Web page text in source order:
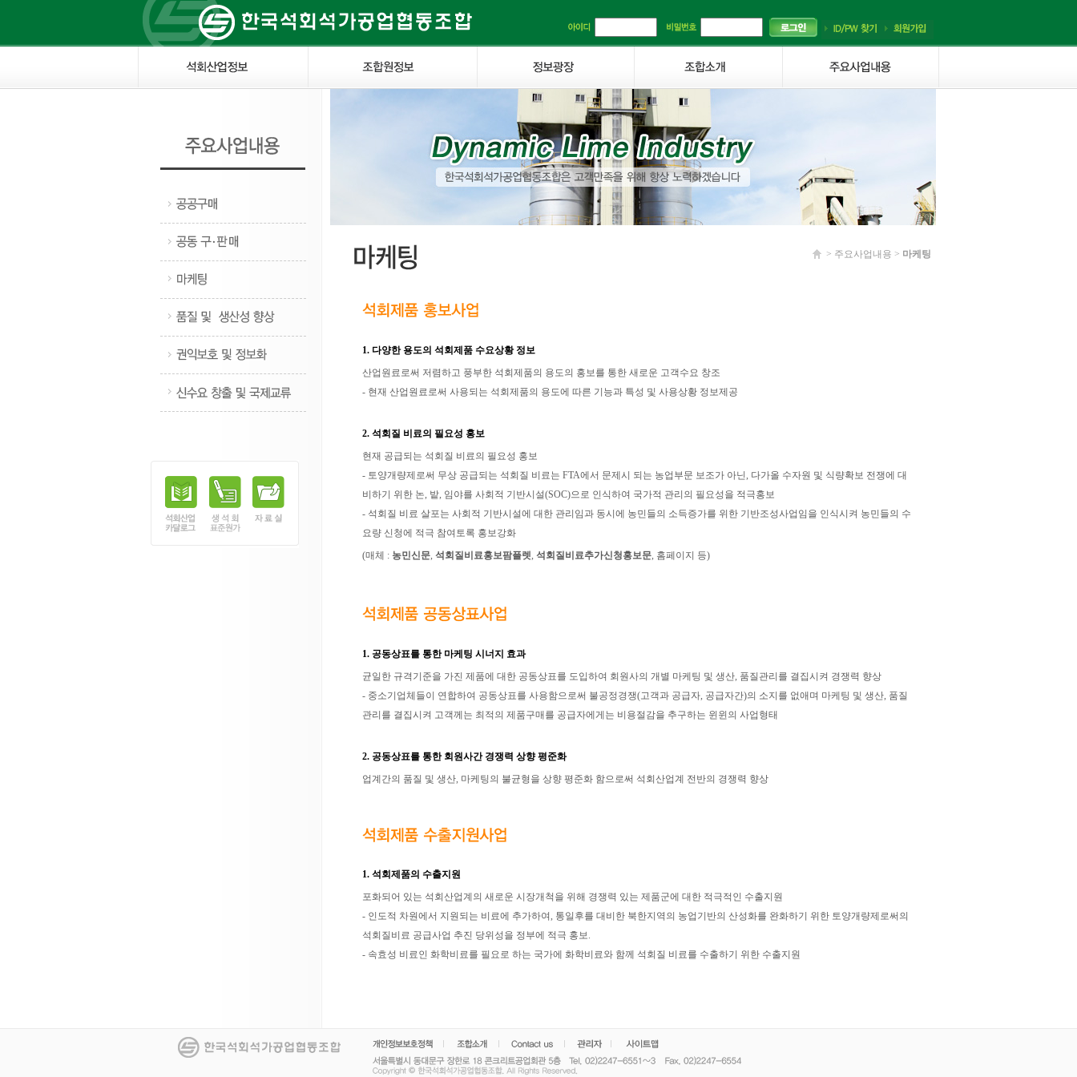
> 주요사업내용 > 마케팅
1. 다양한 용도의 석회제품 수요상황 정보
산업원료로써 저렴하고 풍부한 석회제품의 용도의 홍보를 통한 새로운 고객수요 창조
- 현재 산업원료로써 사용되는 석회제품의 용도에 따른 기능과 특성 및 사용상황 정보제공
2. 석회질 비료의 필요성 홍보
현재 공급되는 석회질 비료의 필요성 홍보
- 토양개량제로써 무상 공급되는 석회질 비료는 FTA에서 문제시 되는 농업부문 보조가 아닌, 다가올 수자원 및 식량확보 전쟁에 대
비하기 위한 논, 밭, 임야를 사회적 기반시설(SOC)으로 인식하여 국가적 관리의 필요성을 적극홍보
- 석회질 비료 살포는 사회적 기반시설에 대한 관리임과 동시에 농민들의 소득증가를 위한 기반조성사업임을 인식시켜 농민들의 수
요량 신청에 적극 참여토록 홍보강화
(매체 : 농민신문, 석회질비료홍보팜플렛, 석회질비료추가신청홍보문, 홈페이지 등)
1. 공동상표를 통한 마케팅 시너지 효과
균일한 규격기준을 가진 제품에 대한 공동상표를 도입하여 회원사의 개별 마케팅 및 생산, 품질관리를 결집시켜 경쟁력 향상
- 중소기업체들이 연합하여 공동상표를 사용함으로써 불공정경쟁(고객과 공급자, 공급자간)의 소지를 없애며 마케팅 및 생산, 품질
관리를 결집시켜 고객께는 최적의 제품구매를 공급자에게는 비용절감을 추구하는 윈윈의 사업형태
2. 공동상표를 통한 회원사간 경쟁력 상향 평준화
업계간의 품질 및 생산, 마케팅의 불균형을 상향 평준화 함으로써 석회산업계 전반의 경쟁력 향상
1. 석회제품의 수출지원
포화되어 있는 석회산업계의 새로운 시장개척을 위해 경쟁력 있는 제품군에 대한 적극적인 수출지원
- 인도적 차원에서 지원되는 비료에 추가하여, 통일후를 대비한 북한지역의 농업기반의 산성화를 완화하기 위한 토양개량제로써의
석회질비료 공급사업 추진 당위성을 정부에 적극 홍보.
- 속효성 비료인 화학비료를 필요로 하는 국가에 화학비료와 함께 석회질 비료를 수출하기 위한 수출지원